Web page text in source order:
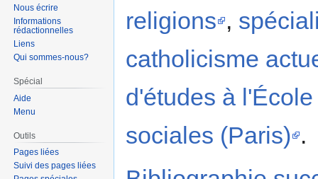
religions ,
catholicisme
d'études à
sociales (Paris) .
Nous écrire
Informations
rédactionnelles
Liens
Qui sommes-nous?
Spécial
Aide
Menu
Outils
Pages liées
Suivi des pages liées